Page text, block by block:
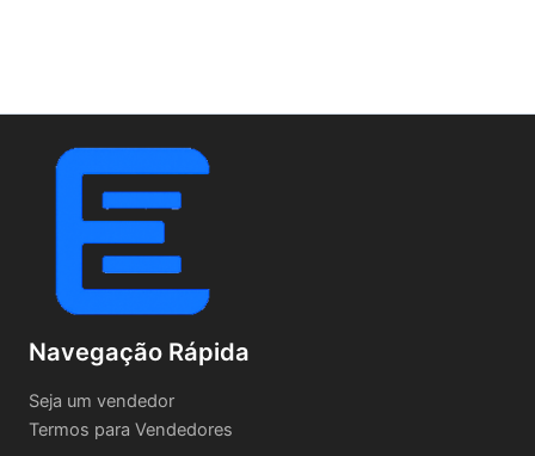
Navegação Rápida
Seja um vendedor
Termos para Vendedores